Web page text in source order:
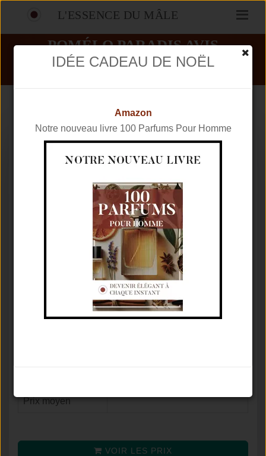
L'ESSENCE DU MÂLE
POMÉLO PARADIS AVIS
PARFUMS
ATELIER COLOGNE
ATELIER COLOGNE
Cologne Absolue
Hespéridé Aromatique
Prix moyen
VOIR LES PRIX
IDÉE CADEAU DE NOËL
Amazon
Notre nouveau livre 100 Parfums Pour Homme